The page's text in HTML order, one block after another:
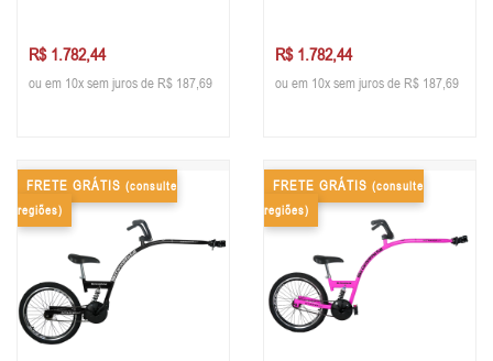
R$ 1.782,44
ou em 10x sem juros de R$ 187,69
R$ 1.782,44
ou em 10x sem juros de R$ 187,69
FRETE GRÁTIS (consulte
regiões)
FRETE GRÁTIS (consulte
regiões)